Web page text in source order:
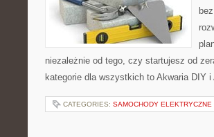
niezależnie od tego, czy startujesz od
kategorie dla wszystkich to Akwaria DIY
CATEGORIES: SAMOCHODY ELEKTRYCZNE